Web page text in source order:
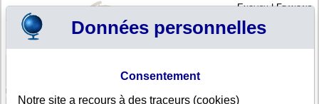
English|Français
Votre panier est vide
Haïti >Toutes villes >Delmas
Données personnelles
Consentement
Notre site a recours à des traceurs (cookies)